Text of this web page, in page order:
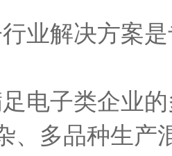
业解决方案
电子类企业
、多品种生产